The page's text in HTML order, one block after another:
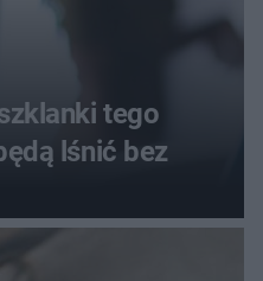
tego
lśnić bez